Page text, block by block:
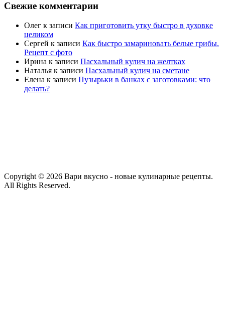
Свежие комментарии
Олег к записи Как приготовить утку быстро в духовке
целиком
Сергей к записи Как быстро замариновать белые грибы.
Рецепт с фото
Ирина к записи Пасхальный кулич на желтках
Наталья к записи Пасхальный кулич на сметане
Елена к записи Пузырьки в банках с заготовками: что
делать?
Copyright © 2026 Вари вкусно - новые кулинарные рецепты.
All Rights Reserved.